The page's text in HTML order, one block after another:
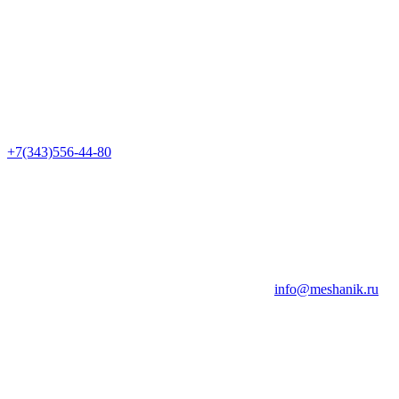
+7(343)556-44-80
info@meshanik.ru